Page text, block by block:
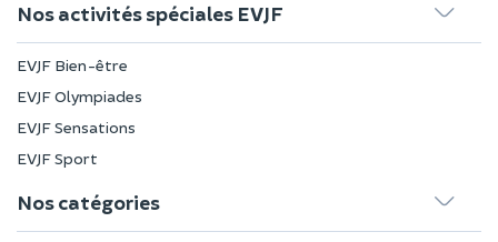
Nos activités spéciales EVJF
EVJF Bien-être
EVJF Olympiades
EVJF Sensations
EVJF Sport
Nos catégories